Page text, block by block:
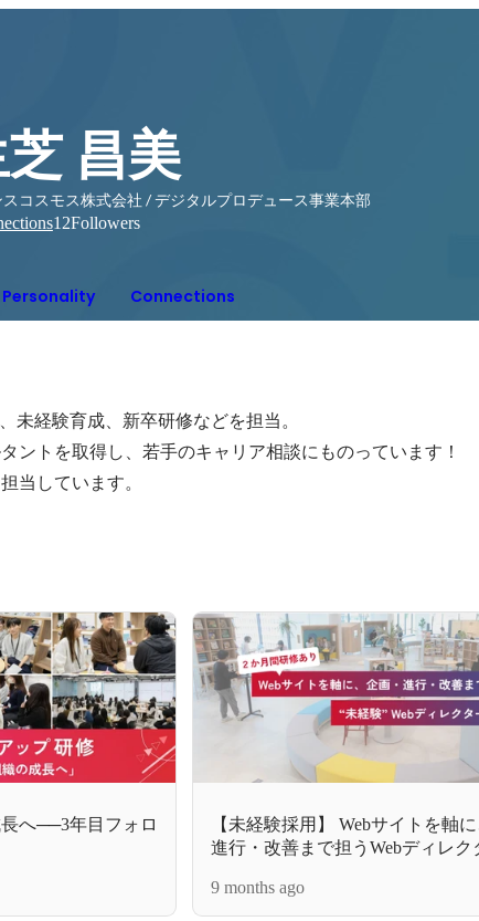
昌美
スコスモス株式会社 / デジタルプロデュース事業本部
12Followers
Personality Connections
未経験育成、新卒研修などを担当。
ントを取得し、若手のキャリア相談にものっています！
当しています。
へ──3年目フォロ
【未経験採用】 Webサイトを軸に
進行・改善まで担うWebディレク
9 months ago